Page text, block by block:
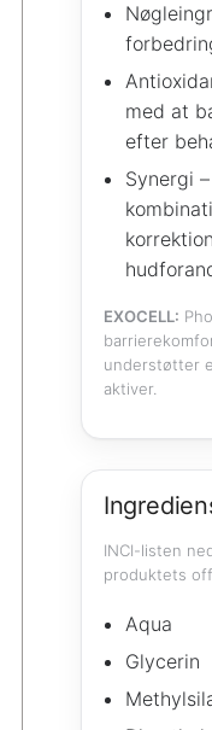
med at
efter
Synergi
EXOCELL:
understøtter
aktiver.
INCI-listen
produktets
Aqua
Glycerin